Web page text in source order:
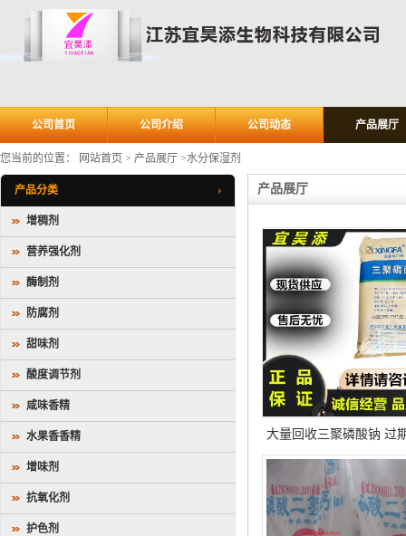
公司首页 公司介绍 公司动态 产品展厅
您当前的位置： 网站首页 > 产品展厅 >水分保湿剂
产品分类
增稠剂
营养强化剂
酶制剂
防腐剂
甜味剂
酸度调节剂
咸味香精
水果香香精
增味剂
抗氧化剂
护色剂
产品展厅
大量回收三聚磷酸钠 过
工